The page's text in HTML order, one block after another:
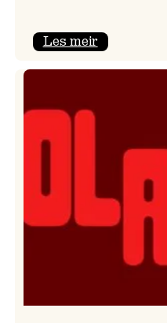
Les meir: